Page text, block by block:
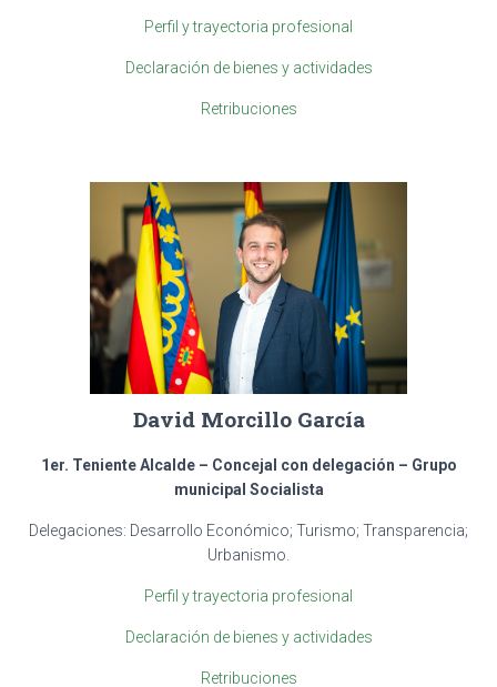
Perfil y trayectoria profesional
Declaración de bienes y actividades
Retribuciones
David Morcillo García
1er. Teniente Alcalde – Concejal con delegación – Grupo
municipal Socialista
Delegaciones: Desarrollo Económico; Turismo; Transparencia;
Urbanismo.
Perfil y trayectoria profesional
Declaración de bienes y actividades
Retribuciones